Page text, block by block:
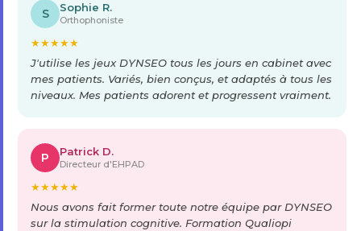
S Sophie R.
Orthophoniste
★★★★★
J'utilise les jeux DYNSEO tous les jours en cabinet avec
mes patients. Variés, bien conçus, et adaptés à tous les
niveaux. Mes patients adorent et progressent vraiment.
P Patrick D.
Directeur d'EHPAD
★★★★★
Nous avons fait former toute notre équipe par DYNSEO
sur la stimulation cognitive. Formation Qualiopi